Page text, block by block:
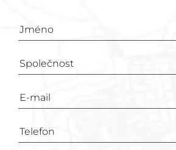
Poptávkový